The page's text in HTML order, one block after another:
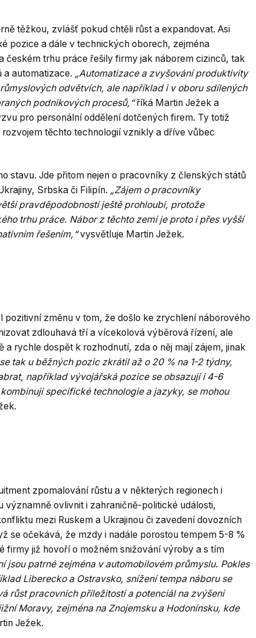
těžkou, zvlášť pokud chtěli růst a expandovat. Asi
pozice a dále v technických oborech, zejména
českém trhu práce řešily firmy jak náborem cizinců, tak
automatizace. „Automatizace a zvyšování produktivity
odvětvích, ale například i v oboru sdílených
podnikových procesů,“říká Martin Ježek a
pro personální oddělení dotčených firem. Ty totiž
těchto technologií vznikly a dříve vůbec
stavu. Jde přitom nejen o pracovníky z členských států
Srbska či Filipín. „Zájem o pracovníky
pravděpodobností ještě prohloubí, protože
trhu práce. Nábor z těchto zemí je proto i přes vyšší
řešením,“vysvětluje Martin Ježek.
změnu v tom, že došlo ke zrychlení náborového
zdlouhavá tří a vícekolová výběrová řízení, ale
rychle dospět k rozhodnutí, zda o něj mají zájem, jinak
tak u běžných pozic zkrátil až o 20 % na 1-2 týdny,
například vývojářská pozice se obsazují i 4-6
specifické technologie a jazyky, se mohou
zpomalování růstu a v některých regionech i
významně ovlivnit i zahraničně-politické události,
mezi Ruskem a Ukrajinou či zavedení dovozních
se očekává, že mzdy i nadále porostou tempem 5-8 %
již hovoří o možném snižování výroby a s tím
jsou patrné zejména v automobilovém průmyslu. Pokles
Liberecko a Ostravsko, snížení tempa náboru se
růst pracovních příležitostí a potenciál na zvýšení
Moravy, zejména na Znojemsku a Hodonínsku, kde
Ježek.